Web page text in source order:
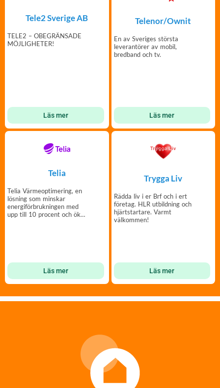
Tele2 Sverige AB
TELE2 – OBEGRÄNSADE
MÖJLIGHETER!
Läs mer
Telenor/Ownit
En av Sveriges största
leverantörer av mobil,
bredband och tv.
Läs mer
Telia
Telia Värmeoptimering, en
lösning som minskar
energiförbrukningen med
upp till 10 procent och ökar
Läs mer
Trygga Liv
Rädda liv i er Brf och i ert
företag. HLR utbildning och
hjärtstartare. Varmt
välkommen!
Läs mer